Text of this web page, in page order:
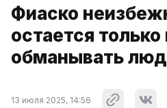
Фиаско
остается
обманывать
13 июля 2025, 14:56